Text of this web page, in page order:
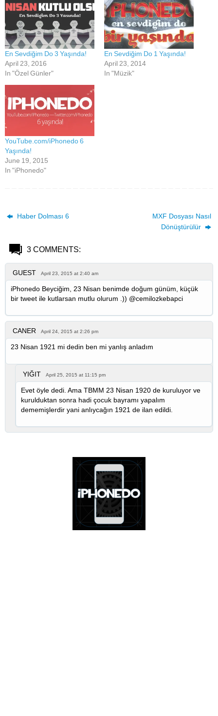
En Sevdiğim Do 3 Yaşında!
April 23, 2016
In "Özel Günler"
En Sevdiğim Do 1 Yaşında!
April 23, 2014
In "Müzik"
YouTube.com/iPhonedo 6
Yaşında!
June 19, 2015
In "iPhonedo"
Haber Dolması 6
MXF Dosyası Nasıl
Dönüştürülür
3 COMMENTS:
GUEST April 23, 2015 at 2:40 am
iPhonedo Beyciğim, 23 Nisan benimde doğum günüm, küçük
bir tweet ile kutlarsan mutlu olurum .)) @cemilozkebapci
CANER April 24, 2015 at 2:26 pm
23 Nisan 1921 mi dedin ben mi yanlış anladım
YIĞIT April 25, 2015 at 11:15 pm
Evet öyle dedi. Ama TBMM 23 Nisan 1920 de kuruluyor ve
kurulduktan sonra hadi çocuk bayramı yapalım
dememişlerdir yani anlıycağın 1921 de ilan edildi.